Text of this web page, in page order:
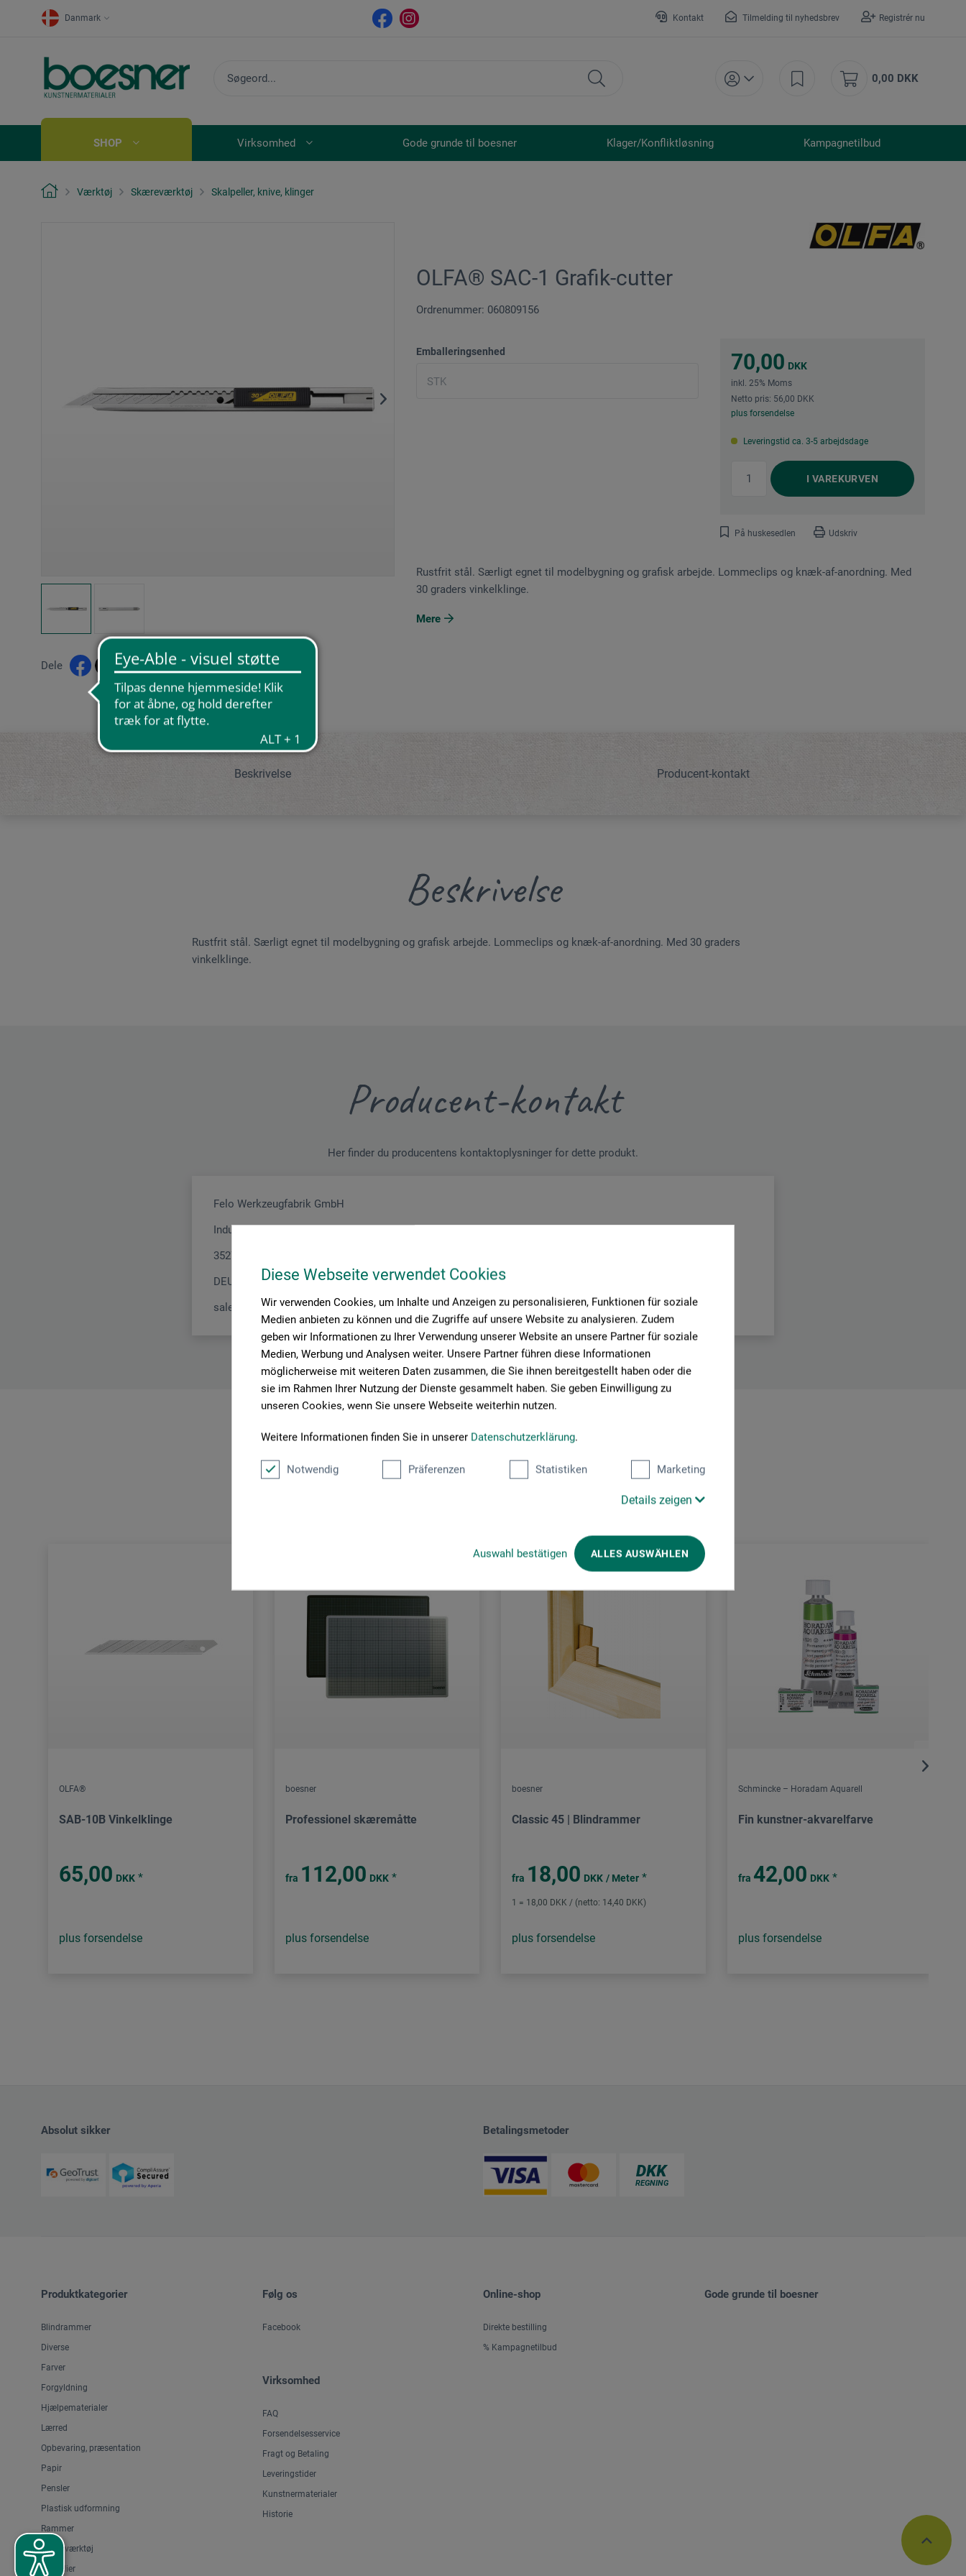
Diese Webseite verwendet Cookies
Wir verwenden Cookies, um Inhalte und Anzeigen zu personalisieren, Funktionen für soziale
Medien anbieten zu können und die Zugriffe auf unsere Website zu analysieren. Zudem
geben wir Informationen zu Ihrer Verwendung unserer Website an unsere Partner für soziale
Medien, Werbung und Analysen weiter. Unsere Partner führen diese Informationen
möglicherweise mit weiteren Daten zusammen, die Sie ihnen bereitgestellt haben oder die
sie im Rahmen Ihrer Nutzung der Dienste gesammelt haben. Sie geben Einwilligung zu
unseren Cookies, wenn Sie unsere Webseite weiterhin nutzen.
Weitere Informationen finden Sie in unserer Datenschutzerklärung.
Notwendig Präferenzen Statistiken Marketing
Details zeigen
Auswahl bestätigen ALLES AUSWÄHLEN
Danmark Kontakt Tilmelding til nyhedsbrev Registrér nu
0,00 DKK
SHOP Virksomhed Gode grunde til boesner Klager/Konfliktløsning Kampagnetilbud
Værktøj Skæreværktøj Skalpeller, knive, klinger
OLFA® SAC-1 Grafik-cutter
Ordrenummer: 060809156
Emballeringsenhed 70,00 DKK
inkl. 25% Moms
Netto pris: 56,00 DKK
plus forsendelse
Leveringstid ca. 3-5 arbejdsdage
I VAREKURVEN
På huskesedlen Udskriv
Dele
Rustfrit stål. Særligt egnet til modelbygning og grafisk arbejde. Lommeclips og knæk-af-anordning. Med
30 graders vinkelklinge.
Mere
Beskrivelse Producent-kontakt
Beskrivelse
Rustfrit stål. Særligt egnet til modelbygning og grafisk arbejde. Lommeclips og knæk-af-anordning. Med 30 graders
vinkelklinge.
Producent-kontakt
Her finder du producentens kontaktoplysninger for dette produkt.
Felo Werkzeugfabrik GmbH
Industriestr. 2
35279 Neustadt (Hessen)
DEUTSCHLAND
sales@felo.com
Kunder købte også
OLFA®
SAB-10B Vinkelklinge
65,00 DKK *
plus forsendelse
boesner
Professionel skæremåtte
fra 112,00 DKK *
plus forsendelse
boesner
Classic 45 | Blindrammer
fra 18,00 DKK / Meter *
1 = 18,00 DKK / (netto: 14,40 DKK)
plus forsendelse
Schmincke – Horadam Aquarell
Fin kunstner-akvarelfarve
fra 42,00 DKK *
plus forsendelse
Absolut sikker Betalingsmetoder
Produktkategorier
Blindrammer
Diverse
Farver
Forgyldning
Hjælpematerialer
Lærred
Opbevaring, præsentation
Papir
Pensler
Plastisk udformning
Rammer
Skæreværktøj
Staffelier
Følg os
Facebook
Virksomhed
FAQ
Forsendelsesservice
Fragt og Betaling
Leveringstider
Kunstnermaterialer
Historie
Online-shop
Direkte bestilling
% Kampagnetilbud
Gode grunde til boesner